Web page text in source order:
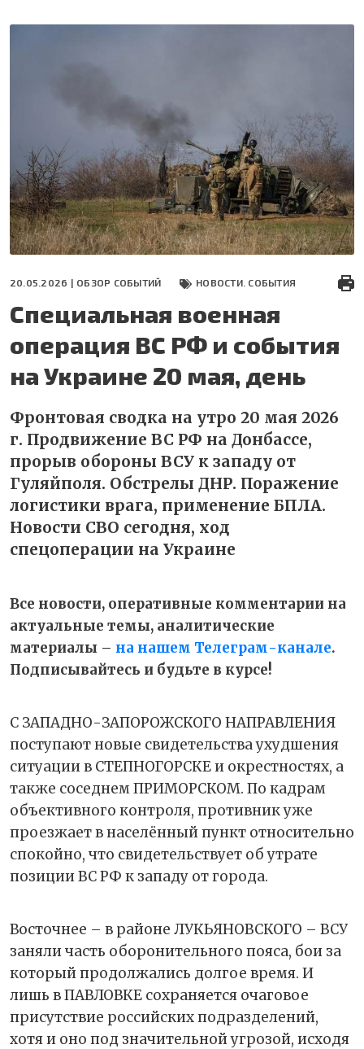
20.05.2026 | ОБЗОР СОБЫТИЙ НОВОСТИ. СОБЫТИЯ
Специальная военная
операция ВС РФ и события
на Украине 20 мая, день
Фронтовая сводка на утро 20 мая 2026
г. Продвижение ВС РФ на Донбассе,
прорыв обороны ВСУ к западу от
Гуляйполя. Обстрелы ДНР. Поражение
логистики врага, применение БПЛА.
Новости СВО сегодня, ход
спецоперации на Украине
Все новости, оперативные комментарии на
актуальные темы, аналитические
материалы – на нашем Телеграм-канале.
Подписывайтесь и будьте в курсе!
С ЗАПАДНО-ЗАПОРОЖСКОГО НАПРАВЛЕНИЯ
поступают новые свидетельства ухудшения
ситуации в СТЕПНОГОРСКЕ и окрестностях, а
также соседнем ПРИМОРСКОМ. По кадрам
объективного контроля, противник уже
проезжает в населённый пункт относительно
спокойно, что свидетельствует об утрате
позиции ВС РФ к западу от города.
Восточнее – в районе ЛУКЬЯНОВСКОГО – ВСУ
заняли часть оборонительного пояса, бои за
который продолжались долгое время. И
лишь в ПАВЛОВКЕ сохраняется очаговое
присутствие российских подразделений,
хотя и оно под значительной угрозой, исходя